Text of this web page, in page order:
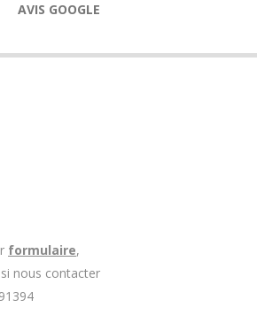
AVIS GOOGLE
formulaire,
nous contacter